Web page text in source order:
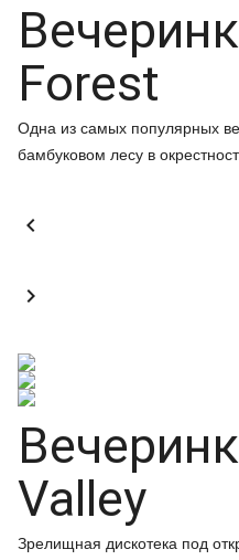
Forest
Одна из самых популярных
бамбуковом лесу в


Valley
Зрелищная дискотека под